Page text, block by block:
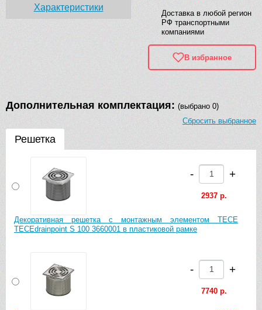
Доставка в любой регион
РФ транспортными
компаниями
В избранное
Характеристики
Дополнительная комплектация: (выбрано 0)
Сбросить выбранное
Решетка
Декоративная решетка с монтажным элементом TECE
TECEdrainpoint S 100 3660001 в пластиковой рамке
- +
2937 р.
- +
7740 р.